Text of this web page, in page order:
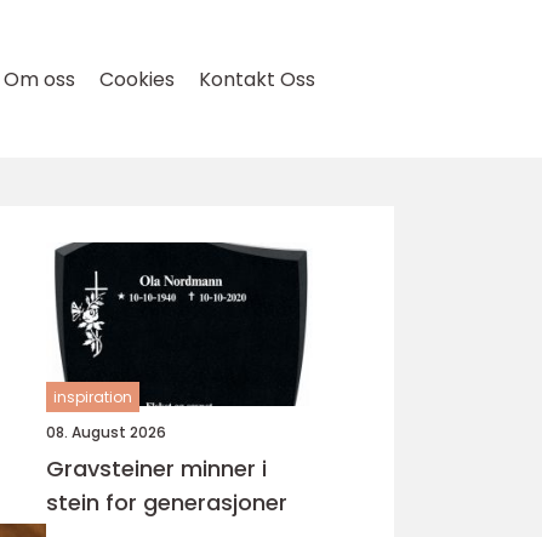
Om oss Cookies Kontakt Oss
inspiration
08. August 2026
Gravsteiner minner i
stein for generasjoner